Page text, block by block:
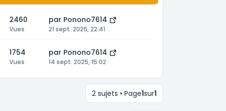
2460
Vues
par Ponono7614
21 sept. 2025, 22:41
1754
Vues
par Ponono7614
14 sept. 2025, 15:02
2 sujets • Page1sur1